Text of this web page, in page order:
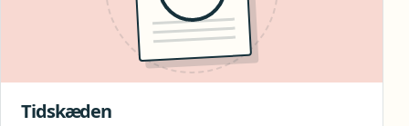
Tidskæden